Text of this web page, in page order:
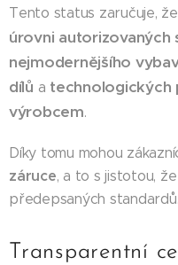
Tento status zaručuje,
úrovni autorizovaných
nejmodernějšího
dílů a technologických
výrobcem.
Díky tomu mohou
záruce, a to s jistotou,
předepsaných standardů.
Transparentní